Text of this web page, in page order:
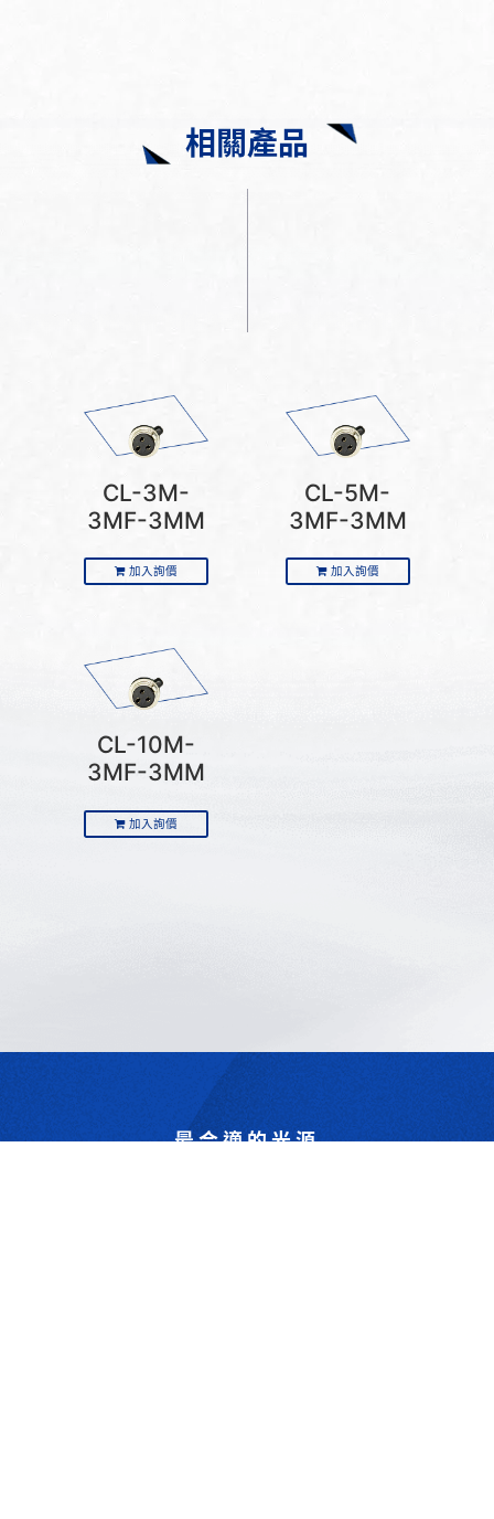
相關產品
CL-3M-
3MF-3MM
加入詢價
CL-5M-
3MF-3MM
加入詢價
CL-10M-
3MF-3MM
加入詢價
最合適的光源